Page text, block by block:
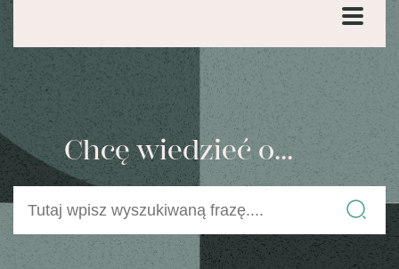
Chcę wiedzieć o...